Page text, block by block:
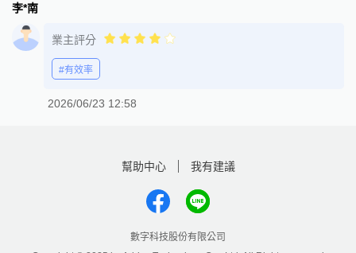
李*南
業主評分
#有效率
2026/06/23 12:58
幫助中心 我有建議
數字科技股份有限公司